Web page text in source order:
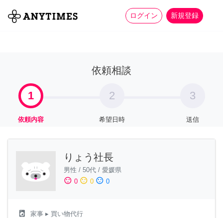
ログイン 新規登録
全て 家事 more_horiz
依頼相談
1
依頼内容
2
希望日時
3
送信
りょう社長
男性 / 50代 / 愛媛県
sentiment_satisfied 0 sentiment_neutral 0 sentiment_dissatisfied 0
local_laundry_service 家事 ▸ 買い物代行